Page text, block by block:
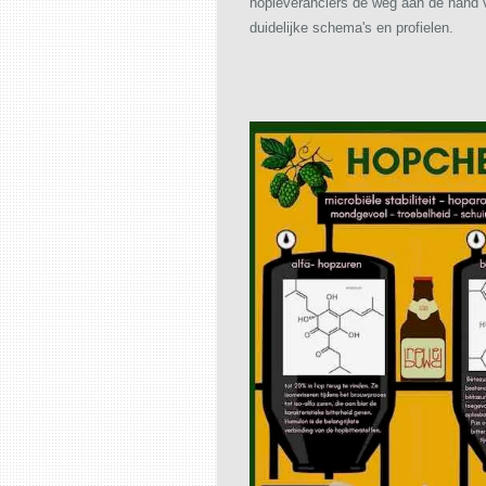
duidelijke schema's en profielen.